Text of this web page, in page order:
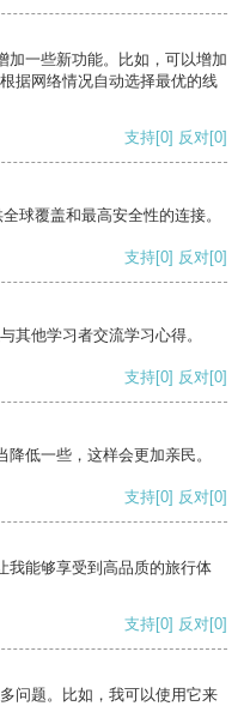
加一些新功能。比如，可以增加
据网络情况自动选择最优的线
支持[0] 反对[0]
球覆盖和最高安全性的连接。
支持[0] 反对[0]
其他学习者交流学习心得。
支持[0] 反对[0]
低一些，这样会更加亲民。
支持[0] 反对[0]
我能够享受到高品质的旅行体
支持[0] 反对[0]
问题。比如，我可以使用它来